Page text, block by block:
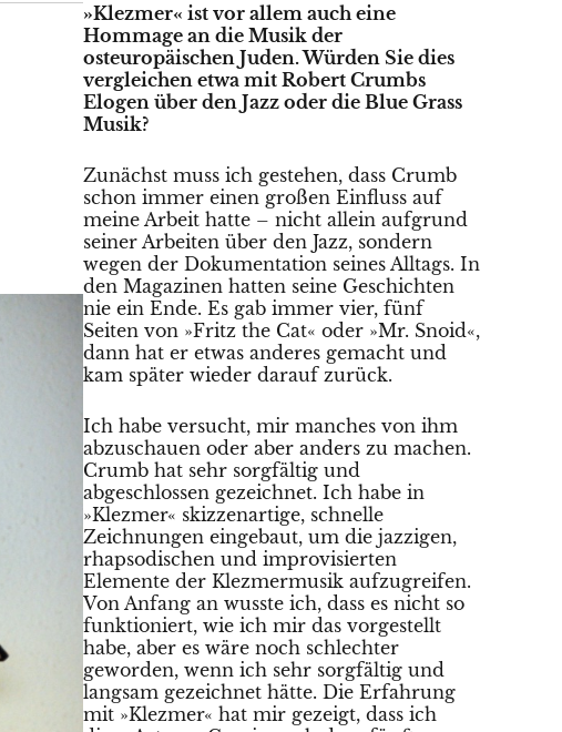
»Klezmer« ist vor allem auch eine
Hommage an die Musik der
osteuropäischen Juden. Würden Sie dies
vergleichen etwa mit Robert Crumbs
Elogen über den Jazz oder die Blue Grass
Musik?
Zunächst muss ich gestehen, dass Crumb
schon immer einen großen Einfluss auf
meine Arbeit hatte – nicht allein aufgrund
seiner Arbeiten über den Jazz, sondern
wegen der Dokumentation seines Alltags. In
den Magazinen hatten seine Geschichten
nie ein Ende. Es gab immer vier, fünf
Seiten von »Fritz the Cat« oder »Mr. Snoid«,
dann hat er etwas anderes gemacht und
kam später wieder darauf zurück.
Ich habe versucht, mir manches von ihm
abzuschauen oder aber anders zu machen.
Crumb hat sehr sorgfältig und
abgeschlossen gezeichnet. Ich habe in
»Klezmer« skizzenartige, schnelle
Zeichnungen eingebaut, um die jazzigen,
rhapsodischen und improvisierten
Elemente der Klezmermusik aufzugreifen.
Von Anfang an wusste ich, dass es nicht so
funktioniert, wie ich mir das vorgestellt
habe, aber es wäre noch schlechter
geworden, wenn ich sehr sorgfältig und
langsam gezeichnet hätte. Die Erfahrung
mit »Klezmer« hat mir gezeigt, dass ich